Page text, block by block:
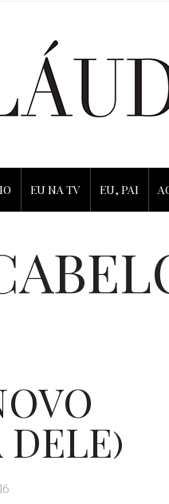
EU NA TV EU, PAI
DELE)